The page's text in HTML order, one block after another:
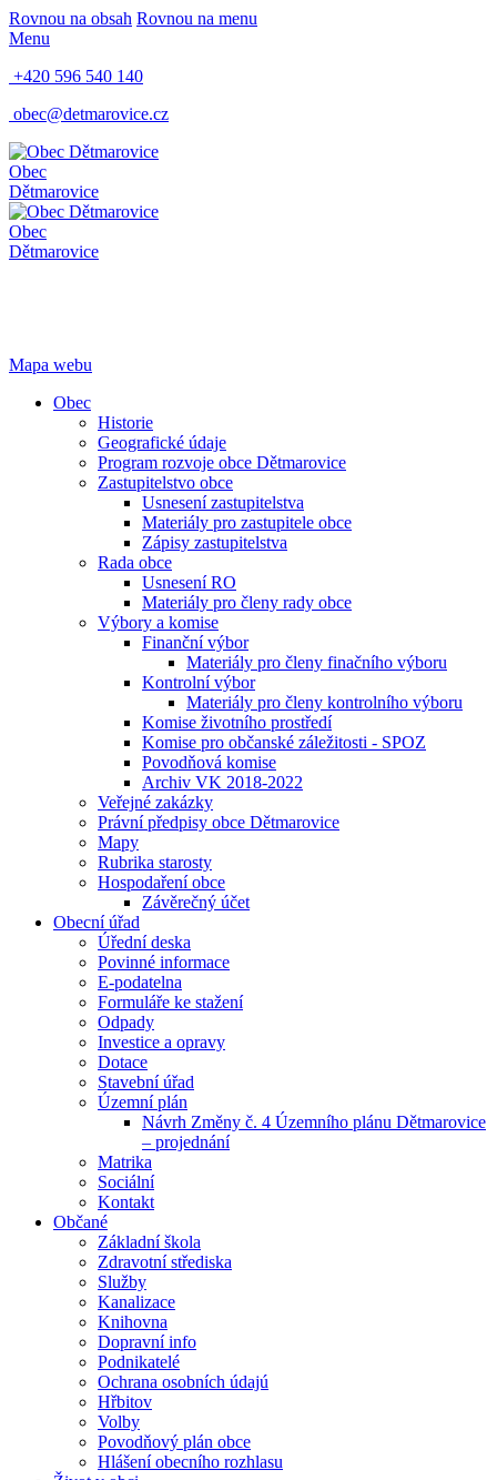
Rovnou na obsah Rovnou na menu
Menu
+420 596 540 140
obec@detmarovice.cz
Obec
Dětmarovice
Obec
Dětmarovice
Mapa webu
Obec
Historie
Geografické údaje
Program rozvoje obce Dětmarovice
Zastupitelstvo obce
Usnesení zastupitelstva
Materiály pro zastupitele obce
Zápisy zastupitelstva
Rada obce
Usnesení RO
Materiály pro členy rady obce
Výbory a komise
Finanční výbor
Materiály pro členy finačního výboru
Kontrolní výbor
Materiály pro členy kontrolního výboru
Komise životního prostředí
Komise pro občanské záležitosti - SPOZ
Povodňová komise
Archiv VK 2018-2022
Veřejné zakázky
Právní předpisy obce Dětmarovice
Mapy
Rubrika starosty
Hospodaření obce
Závěrečný účet
Obecní úřad
Úřední deska
Povinné informace
E-podatelna
Formuláře ke stažení
Odpady
Investice a opravy
Dotace
Stavební úřad
Územní plán
Návrh Změny č. 4 Územního plánu Dětmarovice
– projednání
Matrika
Sociální
Kontakt
Občané
Základní škola
Zdravotní střediska
Služby
Kanalizace
Knihovna
Dopravní info
Podnikatelé
Ochrana osobních údajú
Hřbitov
Volby
Povodňový plán obce
Hlášení obecního rozhlasu